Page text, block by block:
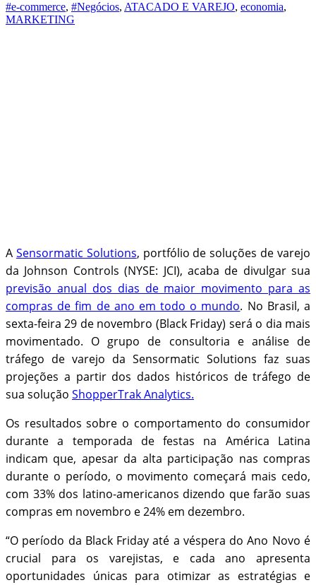
#e-commerce, #Negócios, ATACADO E VAREJO, economia,
MARKETING
A Sensormatic Solutions, portfólio de soluções de varejo
da Johnson Controls (NYSE: JCI), acaba de divulgar sua
previsão anual dos dias de maior movimento para as
compras de fim de ano em todo o mundo. No Brasil, a
sexta-feira 29 de novembro (Black Friday) será o dia mais
movimentado. O grupo de consultoria e análise de
tráfego de varejo da Sensormatic Solutions faz suas
projeções a partir dos dados históricos de tráfego de
sua solução ShopperTrak Analytics.
Os resultados sobre o comportamento do consumidor
durante a temporada de festas na América Latina
indicam que, apesar da alta participação nas compras
durante o período, o movimento começará mais cedo,
com 33% dos latino-americanos dizendo que farão suas
compras em novembro e 24% em dezembro.
“O período da Black Friday até a véspera do Ano Novo é
crucial para os varejistas, e cada ano apresenta
oportunidades únicas para otimizar as estratégias e